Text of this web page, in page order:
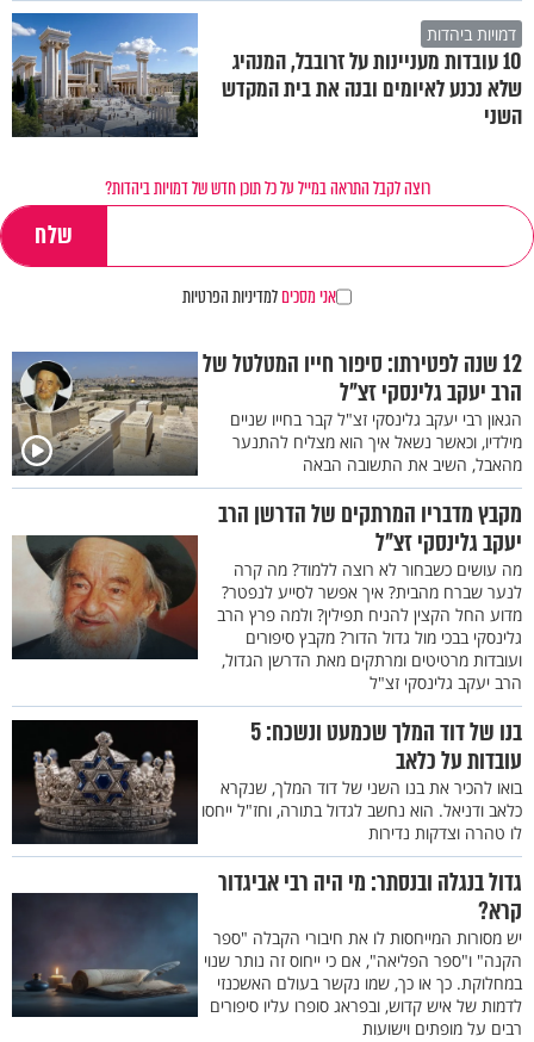
דמויות ביהדות
10 עובדות מעניינות על זרובבל, המנהיג
שלא נכנע לאיומים ובנה את בית המקדש
השני
רוצה לקבל התראה במייל על כל תוכן חדש של דמויות ביהדות?
אני מסכיםלמדיניות הפרטיות
12 שנה לפטירתו: סיפור חייו המטלטל של
הרב יעקב גלינסקי זצ"ל
הגאון רבי יעקב גלינסקי זצ"ל קבר בחייו שניים
מילדיו, וכאשר נשאל איך הוא מצליח להתנער
מהאבל, השיב את התשובה הבאה
מקבץ מדבריו המרתקים של הדרשן הרב
יעקב גלינסקי זצ"ל
מה עושים כשבחור לא רוצה ללמוד? מה קרה
לנער שברח מהבית? איך אפשר לסייע לנפטר?
מדוע החל הקצין להניח תפילין? ולמה פרץ הרב
גלינסקי בבכי מול גדול הדור? מקבץ סיפורים
ועובדות מרטיטים ומרתקים מאת הדרשן הגדול,
הרב יעקב גלינסקי זצ"ל
בנו של דוד המלך שכמעט ונשכח: 5
עובדות על כלאב
בואו להכיר את בנו השני של דוד המלך, שנקרא
כלאב ודניאל. הוא נחשב לגדול בתורה, וחז"ל ייחסו
לו טהרה וצדקות נדירות
גדול בנגלה ובנסתר: מי היה רבי אביגדור
קרא?
יש מסורות המייחסות לו את חיבורי הקבלה "ספר
הקנה" ו"ספר הפליאה", אם כי ייחוס זה נותר שנוי
במחלוקת. כך או כך, שמו נקשר בעולם האשכנזי
לדמות של איש קדוש, ובפראג סופרו עליו סיפורים
רבים על מופתים וישועות